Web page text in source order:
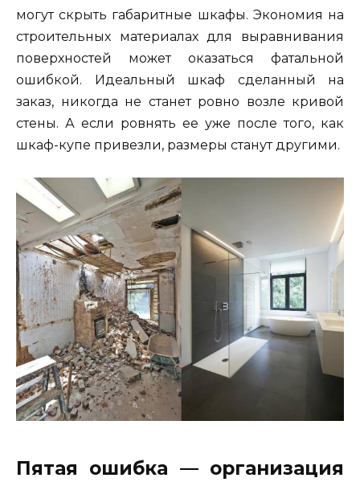
могут скрыть габаритные шкафы. Экономия на
строительных материалах для выравнивания
поверхностей может оказаться фатальной
ошибкой. Идеальный шкаф сделанный на
заказ, никогда не станет ровно возле кривой
стены. А если ровнять ее уже после того, как
шкаф-купе привезли, размеры станут другими.
Пятая ошибка — организация